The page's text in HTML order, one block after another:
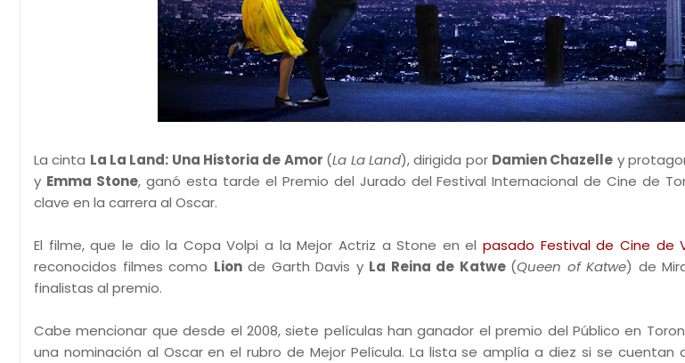
La cinta La La Land: Una Historia de Amor (La La Land), dirigida por Damien Chazelle y
y Emma Stone, ganó esta tarde el Premio del Jurado del Festival Internacional de Cine de
clave en la carrera al Oscar.
El filme, que le dio la Copa Volpi a la Mejor Actriz a Stone en el pasado Festival de Cine de
reconocidos filmes como Lionde Garth Davis y La Reina de Katwe (Queen of Katwe) de
finalistas al premio.
Cabe mencionar que desde el 2008, siete películas han ganador el premio del Público en
una nominación al Oscar en el rubro de Mejor Película. La lista se amplía a diez si se cuentan